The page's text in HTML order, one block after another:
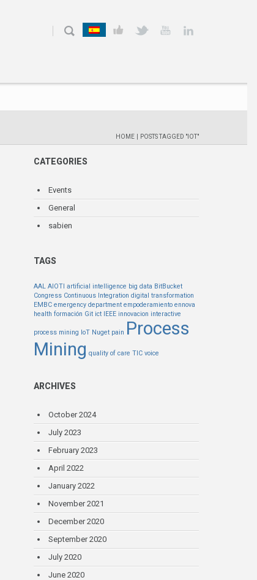
HOME POSTS TAGGED "IOT"
CATEGORIES
Events
General
sabien
TAGS
AAL AIOTI artificial intelligence big data BitBucket
Congress Continuous Integration digital transformation
EMBC emergency department empoderamiento ennova
health formación Git ict IEEE innovacion interactive
process mining IoT Nuget pain Process
Mining quality of care TIC voice
ARCHIVES
October 2024
July 2023
February 2023
April 2022
January 2022
November 2021
December 2020
September 2020
July 2020
June 2020